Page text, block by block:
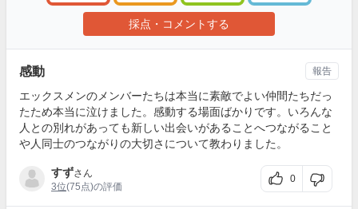
採点・コメントする
感動
エックスメンのメンバーたちは本当に素敵でよい仲間たちだっ
たため本当に泣けました。感動する場面ばかりです。いろんな
人との別れがあっても新しい出会いがあることへつながること
や人同士のつながりの大切さについて教わりました。
すずさん
3位(75点)の評価
0
報告